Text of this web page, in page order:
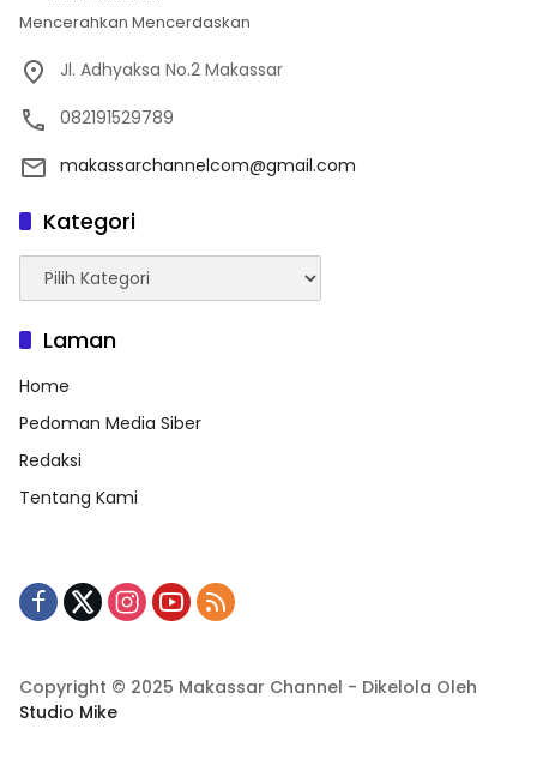
Mencerahkan Mencerdaskan
Jl. Adhyaksa No.2 Makassar
082191529789
makassarchannelcom@gmail.com
Kategori
Kategori
Laman
Home
Pedoman Media Siber
Redaksi
Tentang Kami
Copyright © 2025 Makassar Channel - Dikelola Oleh
Studio Mike